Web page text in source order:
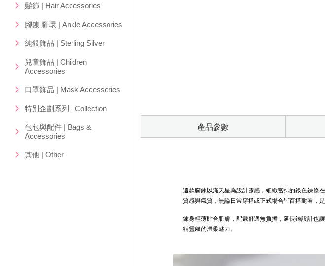
髮飾 | Hair Accessories
腳鍊 腳環 | Ankle Accessories
純銀飾品 | Sterling Silver
兒童飾品 | Children
Accessories
口罩飾品 | Mask Accessories
特別企劃系列 | Collection
包包與配件 | Bags &
Accessories
其他 | Other
產品參數
這款腳鍊以滿天星為設計靈感，細緻密排的銀色鍊條
質感與氣質，無論日常穿搭或正式場合皆百搭耐看，
鍊身輕薄貼合肌膚，配戴舒適無負擔，延長鍊設計也
精靈般的溫柔魅力。